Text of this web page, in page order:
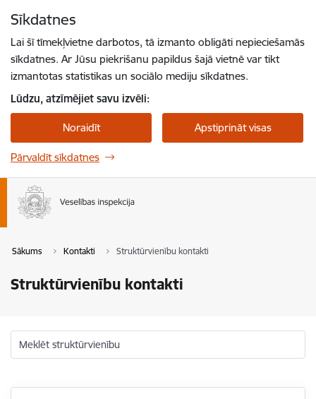
Sīkdatnes
Lai šī tīmekļvietne darbotos, tā izmanto obligāti nepieciešamās
sīkdatnes. Ar Jūsu piekrišanu papildus šajā vietnē var tikt
izmantotas statistikas un sociālo mediju sīkdatnes.
Lūdzu, atzīmējiet savu izvēli:
Noraidīt Apstiprināt visas
Pārvaldīt sīkdatnes
Sākums Kontakti Struktūrvienību kontakti
Struktūrvienību kontakti
Meklēt struktūrvienību